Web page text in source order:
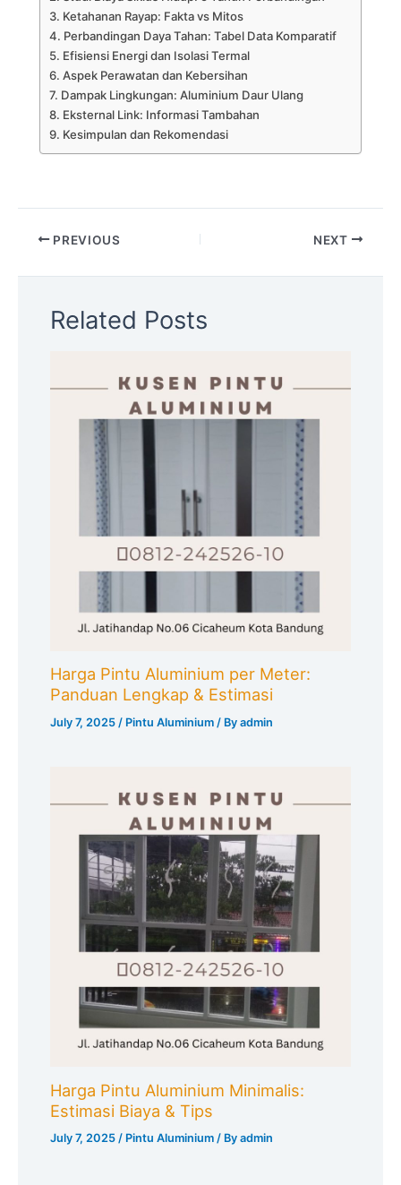
Ketahanan Rayap: Fakta vs Mitos
Perbandingan Daya Tahan: Tabel Data Komparatif
Efisiensi Energi dan Isolasi Termal
Aspek Perawatan dan Kebersihan
Dampak Lingkungan: Aluminium Daur Ulang
Eksternal Link: Informasi Tambahan
Kesimpulan dan Rekomendasi
PREVIOUS NEXT
Related Posts
Harga Pintu Aluminium per Meter:
Panduan Lengkap & Estimasi
July 7, 2025/ Pintu Aluminium / Byadmin
Harga Pintu Aluminium Minimalis:
Estimasi Biaya & Tips
July 7, 2025/ Pintu Aluminium / Byadmin